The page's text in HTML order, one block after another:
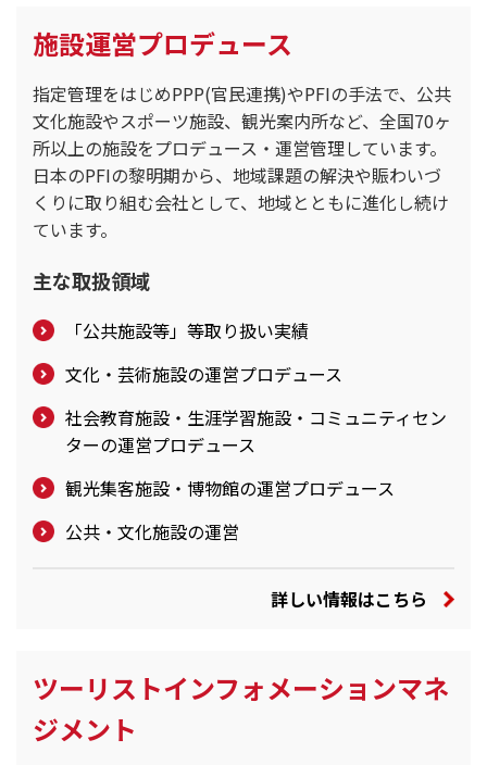
施設運営プロデュース
指定管理をはじめPPP(官民連携)やPFIの手法で、公共
文化施設やスポーツ施設、観光案内所など、全国70ヶ
所以上の施設をプロデュース・運営管理しています。
日本のPFIの黎明期から、地域課題の解決や賑わいづ
くりに取り組む会社として、地域とともに進化し続け
ています。
主な取扱領域
「公共施設等」等取り扱い実績
文化・芸術施設の運営プロデュース
社会教育施設・生涯学習施設・コミュニティセン
ターの運営プロデュース
観光集客施設・博物館の運営プロデュース
公共・文化施設の運営
詳しい情報はこちら
ツーリストインフォメーションマネ
ジメント